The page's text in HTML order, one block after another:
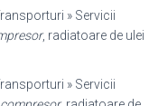
» Servicii
, radiatoare de ulei
» Servicii